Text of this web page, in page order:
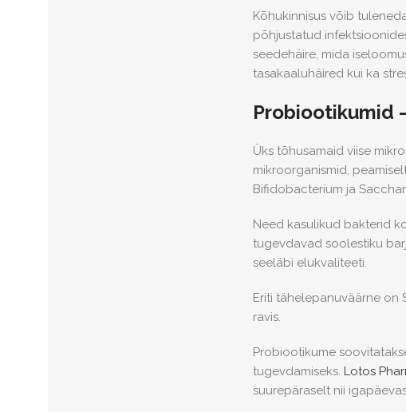
Kõhukinnisus võib
põhjustatud
seedehäire, mida
tasakaaluhäired kui ka
Probiootikumid
Üks tõhusamaid viise
mikroorganismid,
Bifidobacterium ja
Need kasulikud bakterid
tugevdavad soolestiku
seeläbi elukvaliteeti.
Eriti tähelepanuväärne on
ravis.
Probiootikume
tugevdamiseks. Lotos
suurepäraselt nii